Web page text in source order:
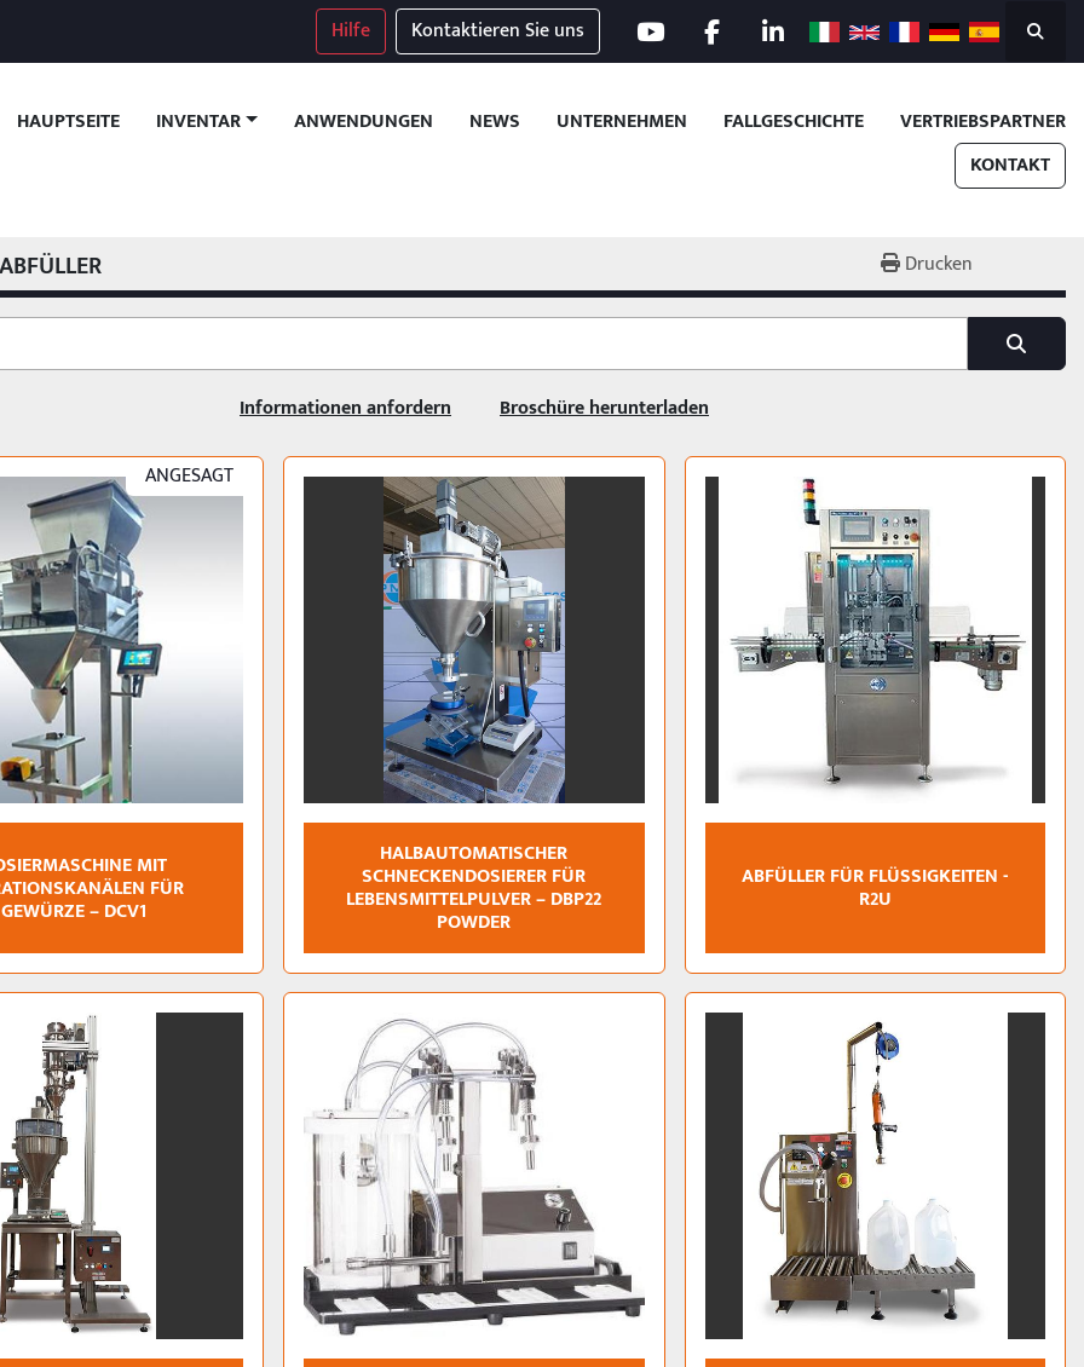
Hilfe Kontaktieren Sie uns youtubefacebooklinkedin
HAUPTSEITE INVENTAR NEWS
ANWENDUNGEN UNTERNEHMEN FALLGESCHICHTE
VERTRIEBSPARTNER
KONTAKT
ABFÜLLER Drucken
Informationen anfordern Broschüre herunterladen
ANGESAGT
MIT
FÜR
GEWÜRZE – DCV1
HALBAUTOMATISCHER
SCHNECKENDOSIERER FÜR
LEBENSMITTELPULVER – DBP22
POWDER
ABFÜLLER FÜR FLÜSSIGKEITEN -
R2U